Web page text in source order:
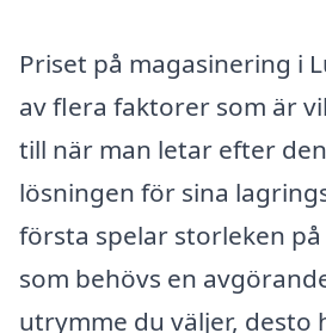
Priset på magasinering i
av flera faktorer som är
till när man letar efter
lösningen för sina
första spelar storleken
som behövs en
utrymme du väljer, desto